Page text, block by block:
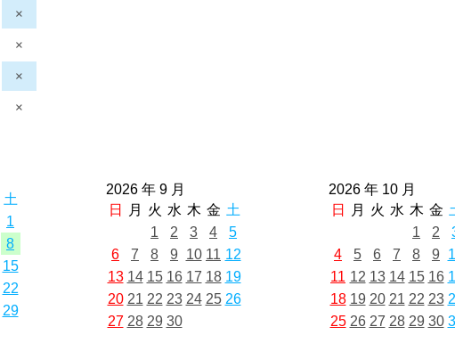
×
×
×
×
土
1
8
15
22
29
2026 年 9 月
日
月 火 水 木 金 土
1
2 3 4
5
6
7 8 9 10 11 12
13 14 15 16 17 18 19
20 21 22 23 24 25 26
27 28 29 30
2026 年 10 月
日
月 火 水 木 金
1
2
4
5 6 7 8 9
11 12 13 14 15 16
18 19 20 21 22 23
25 26 27 28 29 30